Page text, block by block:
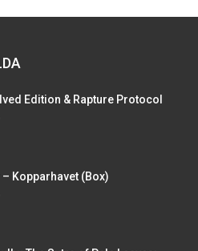
Edition & Rapture Protocol
– Kopparhavet (Box)